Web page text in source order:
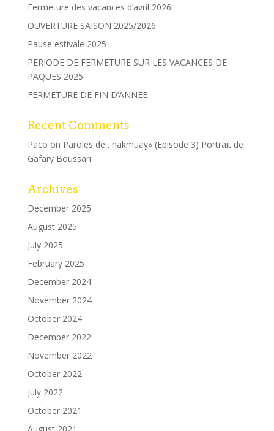
Fermeture des vacances d’avril 2026:
OUVERTURE SAISON 2025/2026
Pause estivale 2025
PERIODE DE FERMETURE SUR LES VACANCES DE
PAQUES 2025
FERMETURE DE FIN D’ANNEE
Recent Comments
Paco on Paroles de…nakmuay» (Episode 3) Portrait de
Gafary Boussari
Archives
December 2025
August 2025
July 2025
February 2025
December 2024
November 2024
October 2024
December 2022
November 2022
October 2022
July 2022
October 2021